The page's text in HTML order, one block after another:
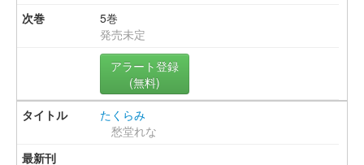
5巻
発売未定
アラート登録
(無料)
たくらみ
愁堂れな